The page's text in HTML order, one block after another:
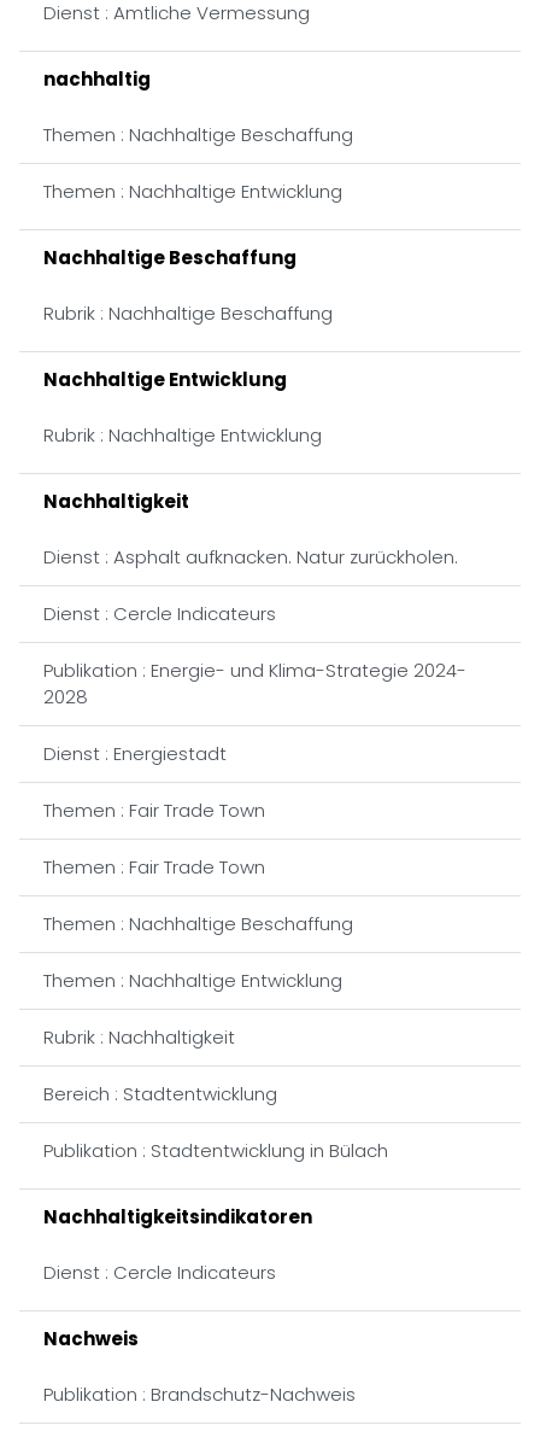
Dienst : Amtliche Vermessung
nachhaltig
Themen : Nachhaltige Beschaffung
Themen : Nachhaltige Entwicklung
Nachhaltige Beschaffung
Rubrik : Nachhaltige Beschaffung
Nachhaltige Entwicklung
Rubrik : Nachhaltige Entwicklung
Nachhaltigkeit
Dienst : Asphalt aufknacken. Natur zurückholen.
Dienst : Cercle Indicateurs
Publikation : Energie- und Klima-Strategie 2024-
2028
Dienst : Energiestadt
Themen : Fair Trade Town
Themen : Fair Trade Town
Themen : Nachhaltige Beschaffung
Themen : Nachhaltige Entwicklung
Rubrik : Nachhaltigkeit
Bereich : Stadtentwicklung
Publikation : Stadtentwicklung in Bülach
Nachhaltigkeitsindikatoren
Dienst : Cercle Indicateurs
Nachweis
Publikation : Brandschutz-Nachweis